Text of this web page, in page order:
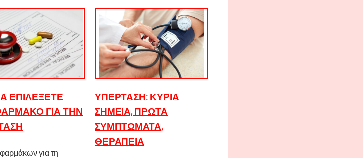
ΕΠΙΛΈΞΕΤΕ
ΓΙΑ ΤΗΝ
για τη
ΥΠΈΡΤΑΣΗ: ΚΎΡΙΑ
ΣΗΜΕΊΑ, ΠΡΏΤΑ
ΣΥΜΠΤΏΜΑΤΑ,
ΘΕΡΑΠΕΊΑ